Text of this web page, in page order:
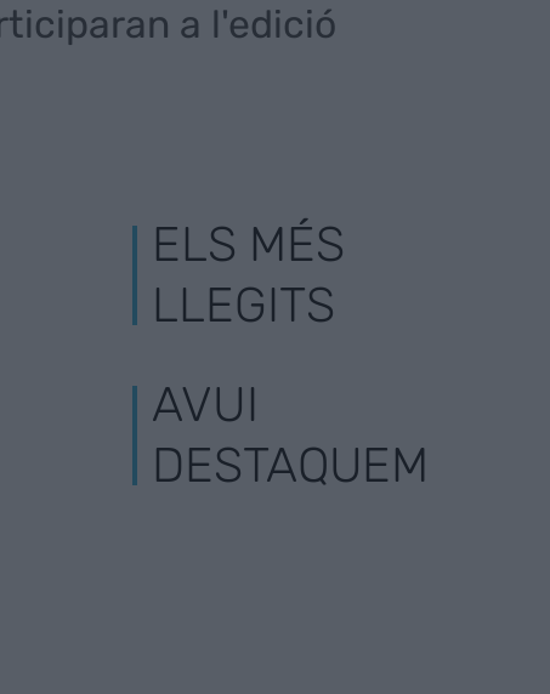
a l'edició
ELS MÉS
LLEGITS
AVUI
DESTAQUEM